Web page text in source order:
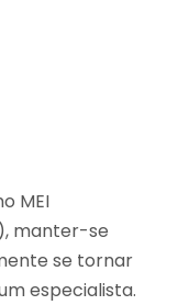
MEI
manter-se
se tornar
especialista.